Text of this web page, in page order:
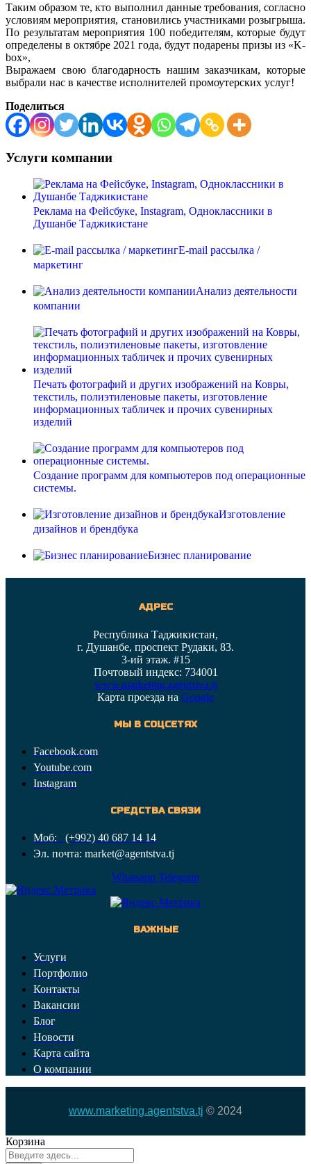
Таким образом те, кто выполнил данные требования, согласно
условиям мероприятия, становились участниками розыгрыша.
По результатам мероприятия 100 победителям, которые будут
определены в октябре 2021 года, будут подарены призы из «K-
box»,
Выражаем свою благодарность нашим заказчикам, которые
выбрали нас в качестве исполнителей промоутерских услуг!
Поделиться
Услуги компании
Реклама на Фейсбуке, Instagram, Одноклассники в
Душанбе Таджикистане
E-mail рассылка /
маркетинг
Анализ деятельности
компании
Печать фотографий и других изображений на Ковры,
текстиль, полиэтиленовые пакеты, изготовление
информационных табличек и прочих сувенирных
изделий
Создание программ для компьютеров под операционные
системы.
Изготовление
дизайнов и брендбука
Бизнес планирование
АДРЕС
Республика Таджикистан,
г. Душанбе, проспект Рудаки, 83.
3-ий этаж. #15
Почтовый индекс: 734001
www.marketing.agentstva.tj
Карта проезда на Google
МЫ В СОЦСЕТЯХ
Facebook.com
Youtube.com
Instagram
СРЕДСТВА СВЯЗИ
Моб: (+992) 40 687 14 14
Эл. почта: market@agentstva.tj
Whatsapp Telegram
ВАЖНЫЕ
Услуги
Портфолио
Контакты
Вакансии
Блог
Новости
Карта сайта
О компании
www.marketing.agentstva.tj © 2024
Корзина